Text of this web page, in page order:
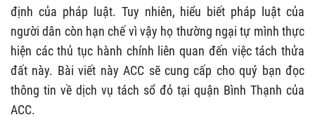
định của pháp luật. Tuy nhiên, hiểu biết pháp luật của
người dân còn hạn chế vì vậy họ thường ngại tự mình thực
hiện các thủ tục hành chính liên quan đến việc tách thửa
đất này. Bài viết này ACC sẽ cung cấp cho quý bạn đọc
thông tin về dịch vụ tách sổ đỏ tại quận Bình Thạnh của
ACC.